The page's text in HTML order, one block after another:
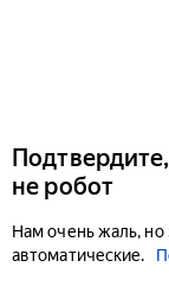
не робот
Нам очень жаль, но
автоматические.